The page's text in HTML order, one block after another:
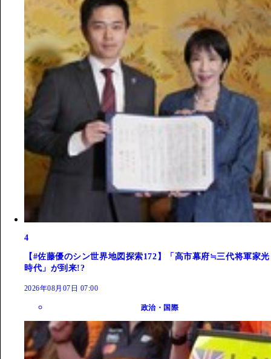
4
【#佐藤優のシン世界地図探索172】「高市幕府≒三代将軍家光
時代」が到来!?
2026年08月07日 07:00
政治・国際